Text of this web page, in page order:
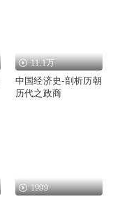
11.1万
中国经济史-剖析历朝
历代之政商
1999